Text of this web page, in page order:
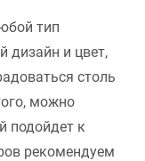
тип
дизайн и цвет,
столь
можно
подойдет к
рекомендуем